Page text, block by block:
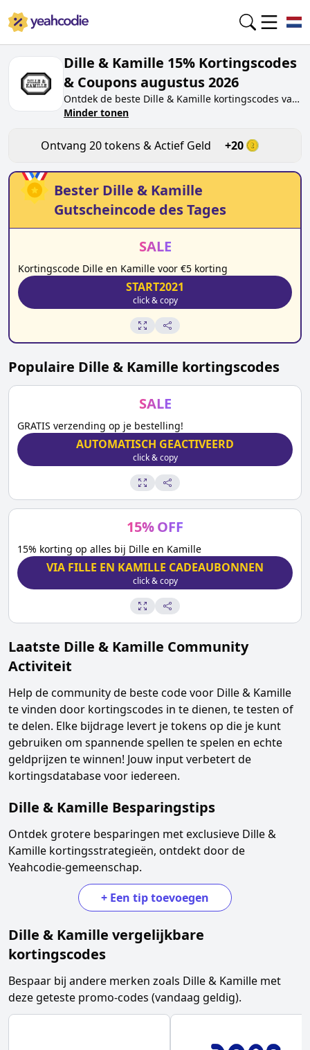
Dille & Kamille 15% Kortingscodes
& Coupons augustus 2026
Ontdek de beste Dille & Kamille kortingscodes van
vandaag vooraugustus 2026
dille-kamille.nldoor de code te testen. Ontvang
beloningen wanneer jeDille & Kamille
kortingscodes indient en andere kopers helpt
Minder tonen
Ontvang 20 tokens & Actief Geld +20
Bester Dille & Kamille
Gutscheincode des Tages
SALE
Kortingscode Dille en Kamille voor €5 korting
START2021
click & copy
Populaire Dille & Kamille kortingscodes
SALE
GRATIS verzending op je bestelling!
AUTOMATISCH GEACTIVEERD
click & copy
15%OFF
15% korting op alles bij Dille en Kamille
VIA FILLE EN KAMILLE CADEAUBONNEN
click & copy
Laatste Dille & Kamille Community
Activiteit
Help de community de beste code voor Dille & Kamille
te vinden door kortingscodes in te dienen, te testen of
te delen. Elke bijdrage levert je tokens op die je kunt
gebruiken om spannende spellen te spelen en echte
geldprijzen te winnen! Jouw input verbetert de
kortingsdatabase voor iedereen.
Dille & Kamille Besparingstips
Ontdek grotere besparingen met exclusieve Dille &
Kamille kortingsstrategieën, ontdekt door de
Yeahcodie-gemeenschap.
+ Een tip toevoegen
Dille & Kamille vergelijkbare
kortingscodes
Bespaar bij andere merken zoals Dille & Kamille met
deze geteste promo-codes (vandaag geldig).